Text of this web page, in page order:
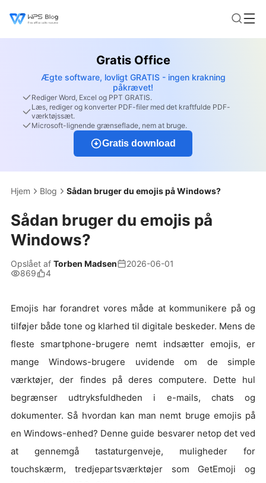
Gratis Office
Ægte software, lovligt GRATIS - ingen krakning
påkrævet!
Rediger Word, Excel og PPT GRATIS.
Læs, rediger og konverter PDF-filer med det kraftfulde PDF-
værktøjssæt.
Microsoft-lignende grænseflade, nem at bruge.
Gratis download
Hjem Blog Sådan bruger du emojis på Windows?
Sådan bruger du emojis på
Windows?
Opslået af Torben Madsen
2026-06-01
869
4
Emojis har forandret vores måde at kommunikere på og
tilføjer både tone og klarhed til digitale beskeder. Mens de
fleste smartphone-brugere nemt indsætter emojis, er
mange Windows-brugere uvidende om de simple
værktøjer, der findes på deres computere. Dette hul
begrænser udtryksfuldheden i e-mails, chats og
dokumenter. Så hvordan kan man nemt bruge emojis på
en Windows-enhed? Denne guide besvarer netop det ved
at gennemgå tastaturgenveje, muligheder for
touchskærm, tredjepartsværktøjer som GetEmoji og